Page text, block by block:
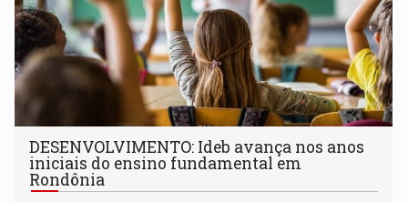
DESENVOLVIMENTO: Ideb avança nos anos
iniciais do ensino fundamental em
Rondônia